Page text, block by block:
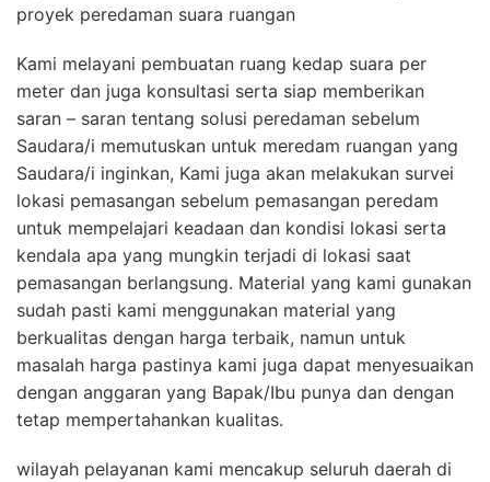
proyek peredaman suara ruangan
Kami melayani pembuatan ruang kedap suara per
meter dan juga konsultasi serta siap memberikan
saran – saran tentang solusi peredaman sebelum
Saudara/i memutuskan untuk meredam ruangan yang
Saudara/i inginkan, Kami juga akan melakukan survei
lokasi pemasangan sebelum pemasangan peredam
untuk mempelajari keadaan dan kondisi lokasi serta
kendala apa yang mungkin terjadi di lokasi saat
pemasangan berlangsung. Material yang kami gunakan
sudah pasti kami menggunakan material yang
berkualitas dengan harga terbaik, namun untuk
masalah harga pastinya kami juga dapat menyesuaikan
dengan anggaran yang Bapak/Ibu punya dan dengan
tetap mempertahankan kualitas.
wilayah pelayanan kami mencakup seluruh daerah di